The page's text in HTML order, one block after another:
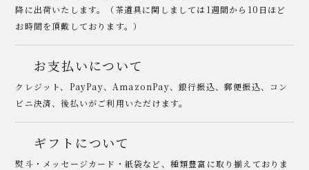
降に出荷いたします。（茶道具に関しましては1週間から10日ほど
お時間を頂戴しております。）
お支払いについて
クレジット、PayPay、AmazonPay、銀行振込、郵便振込、コン
ビニ決済、後払いがご利用いただけます。
ギフトについて
熨斗・メッセージカード・紙袋など、種類豊富に取り揃えておりま